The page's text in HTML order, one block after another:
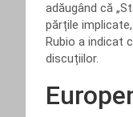
adăugând că
părțile
Rubio a indicat
discuțiilor.